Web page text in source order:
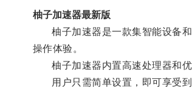
柚子加速器最新版
柚子加速器是一款集智能设备和
操作体验。
柚子加速器内置高速处理器和优
用户只需简单设置，即可享受到